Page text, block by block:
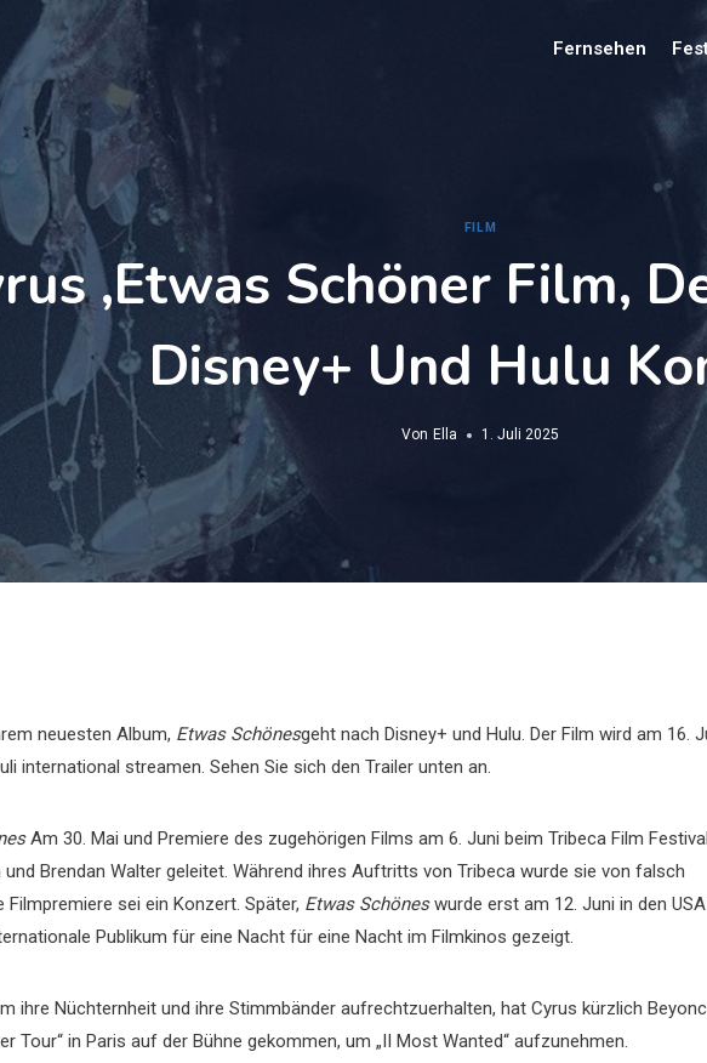
Fernsehen
FILM
‚etwas Schöner Film,
Disney+ Und Hulu
Von Ella 1. Juli 2025
neuesten Album, Etwas Schönesgeht nach Disney+ und Hulu. Der Film wird am 16.
international streamen. Sehen Sie sich den Trailer unten an.
Am 30. Mai und Premiere des zugehörigen Films am 6. Juni beim Tribeca Film
Brendan Walter geleitet. Während ihres Auftritts von Tribeca wurde sie von falsch
sei ein Konzert. Später, Etwas Schöneswurde erst am 12. Juni in den
Publikum für eine Nacht für eine Nacht im Filmkinos gezeigt.
ihre Nüchternheit und ihre Stimmbänder aufrechtzuerhalten, hat Cyrus kürzlich
Tour“ in Paris auf der Bühne gekommen, um „II Most Wanted“ aufzunehmen.